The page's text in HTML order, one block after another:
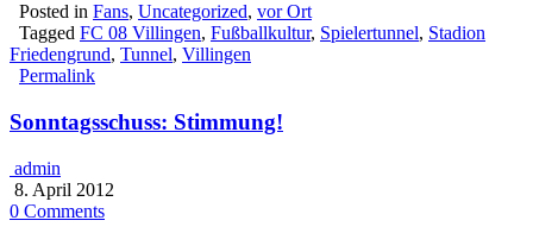
Posted in Fans, Uncategorized, vor Ort
Tagged FC 08 Villingen, Fußballkultur, Spielertunnel, Stadion
Friedengrund, Tunnel, Villingen
Permalink
Sonntagsschuss: Stimmung!
admin
8. April 2012
0 Comments